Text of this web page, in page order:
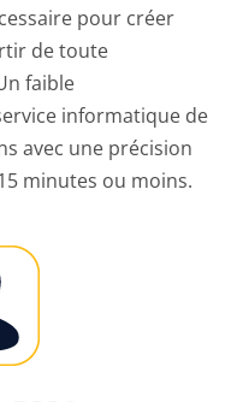
pour créer
de toute
faible
informatique de
avec une précision
minutes ou moins.